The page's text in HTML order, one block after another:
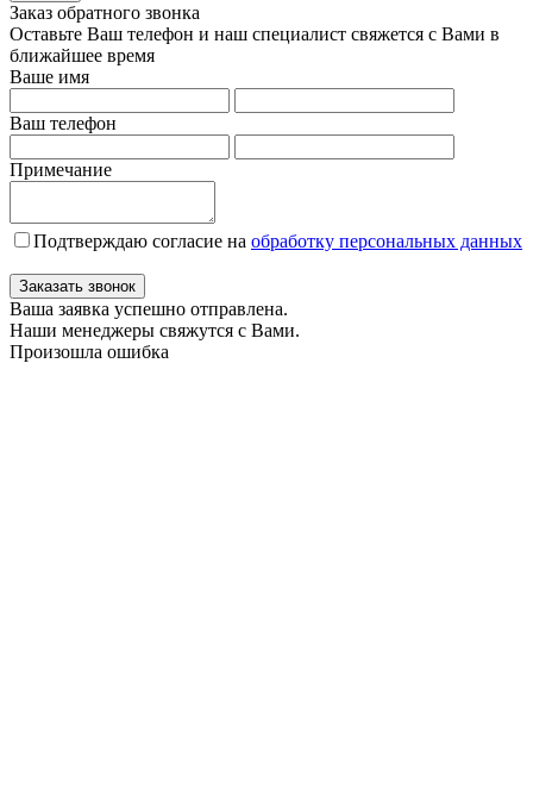
Заказ обратного звонка
Оставьте Ваш телефон и наш специалист свяжется с Вами в
ближайшее время
Ваше имя
Ваш телефон
Примечание
Подтверждаю согласие на обработку персональных данных
Заказать звонок
Ваша заявка успешно отправлена.
Наши менеджеры свяжутся с Вами.
Произошла ошибка